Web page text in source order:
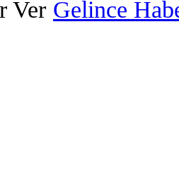
Ver Gelince